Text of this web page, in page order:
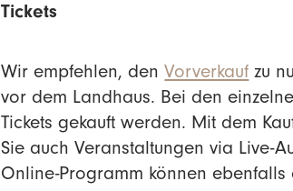
Tickets
Wir empfehlen, den Vorverkauf zu
vor dem Landhaus. Bei den
Tickets gekauft werden. Mit dem
Sie auch Veranstaltungen via Live-
Online-Programm können